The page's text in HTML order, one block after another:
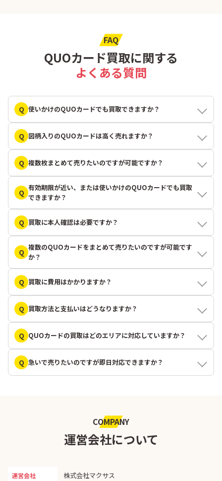
FAQ
QUOカード買取に関する
よくある質問
Q 使いかけのQUOカードでも買取できますか？
Q 図柄入りのQUOカードは高く売れますか？
Q 複数枚まとめて売りたいのですが可能ですか？
Q
有効期限が近い、または使いかけのQUOカードでも買取
できますか？
Q 買取に本人確認は必要ですか？
Q
複数のQUOカードをまとめて売りたいのですが可能です
か？
Q 買取に費用はかかりますか？
Q 買取方法と支払いはどうなりますか？
Q QUOカードの買取はどのエリアに対応していますか？
Q 急いで売りたいのですが即日対応できますか？
COMPANY
運営会社について
運営会社 株式会社マクサス